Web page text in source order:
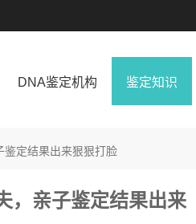
DNA鉴定机构 鉴定知识
鉴定结果出来狠狠打脸
，亲子鉴定结果出来